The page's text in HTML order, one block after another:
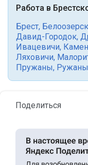
Работа в
Брест, Белоозерск
Давид-Городок,
Ивацевичи,
Ляховичи,
Пружаны, Ружаны
Поделиться